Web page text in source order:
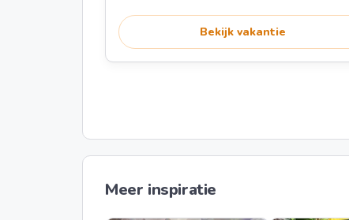
Bekijk vakantie
Meer inspiratie